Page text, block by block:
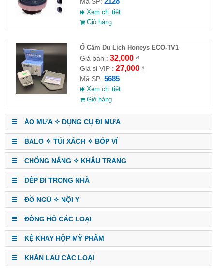
Xem chi tiết
Giỏ hàng
Ổ Cắm Du Lịch Honeys ECO-TV1
Giá bán : 32,000₫
Giá sỉ VIP : 27,000₫
Mã SP: 5685
Xem chi tiết
Giỏ hàng
ÁO MƯA ✧ DỤNG CỤ ĐI MƯA
BALO ✧ TÚI XÁCH ✧ BÓP VÍ
CHỐNG NẮNG ✧ KHẨU TRANG
DÉP ĐI TRONG NHÀ
ĐỒ NGỦ ✧ NỘI Y
ĐỒNG HỒ CÁC LOẠI
KỆ KHAY HỘP MỸ PHẨM
KHĂN LAU CÁC LOẠI